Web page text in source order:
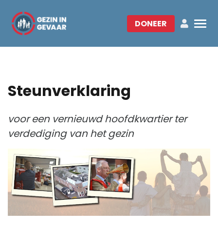
DONEER
Steunverklaring
voor een vernieuwd hoofdkwartier ter
verdediging van het gezin